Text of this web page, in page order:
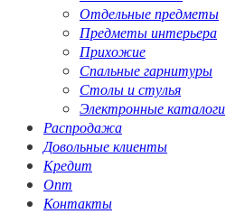
Отдельные предметы
Предметы интерьера
Прихожие
Спальные гарнитуры
Столы и стулья
Электронные каталоги
Распродажа
Довольные клиенты
Кредит
Опт
Контакты